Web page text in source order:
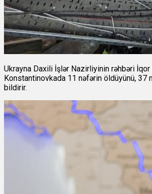
Ukrayna Daxili İşlər Nazirliyinin rəhbəri
Konstantinovkada 11 nəfərin öldüyünü, 37
bildirir.